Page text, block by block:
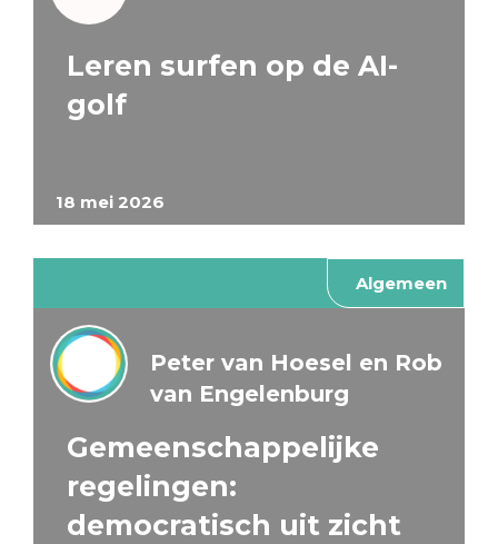
18 mei 2026
Leren surfen op de AI-
golf
Algemeen
Peter van Hoesel en Rob
van Engelenburg
Gemeenschappelijke
regelingen:
democratisch uit zicht